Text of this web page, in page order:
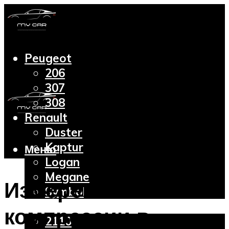
Peugeot
206
307
308
Renault
Duster
Kaptur
Logan
Megane
Symbol
2110
Меню
Измерение
компрессии в